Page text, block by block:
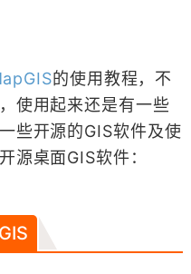
的使用教程，不
使用起来还是有一些
些开源的GIS软件及使
源桌面GIS软件：